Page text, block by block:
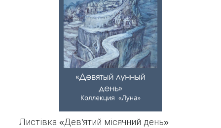
Листівка «Дев'ятий місячний день»